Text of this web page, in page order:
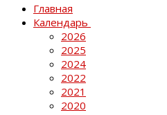
Главная
Календарь
2026
2025
2024
2022
2021
2020